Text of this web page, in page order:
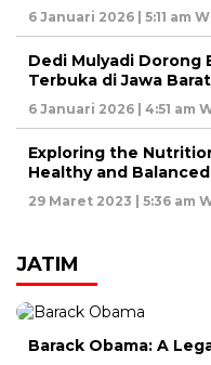
6 Januari 2026 | 5:11 am
Dedi Mulyadi Dorong
Terbuka di Jawa
6 Januari 2026 | 4:51 am
Exploring the
Healthy and
29 Maret 2023 | 5:36 am
JATIM
Barack Obama: A